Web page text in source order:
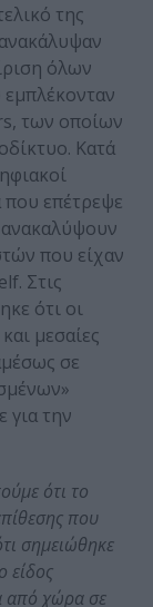
της
όλων
των οποίων
Κατά
που επέτρεψε
ανακαλύψουν
που είχαν
Στις
ότι οι
μεσαίες
σε
για την
ότι το
που
σημειώθηκε
είδος
από χώρα σε